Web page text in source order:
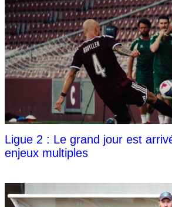
Ligue 2 : Le grand jour est
enjeux multiples